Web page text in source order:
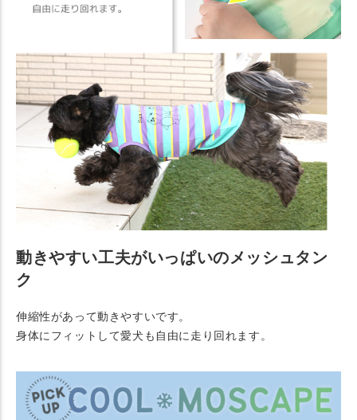
動きやすい工夫がいっぱいのメッシュタン
ク
伸縮性があって動きやすいです。
身体にフィットして愛犬も自由に走り回れます。